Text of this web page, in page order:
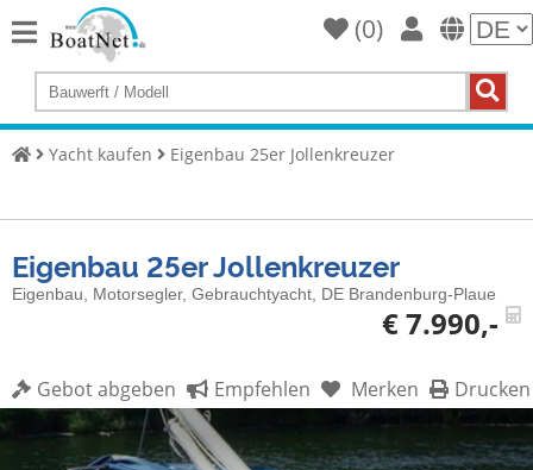
Home
Yacht
Gewerbliche
Verkäufer
Auktionen
Yachtmakler
(0)
Yacht kaufen Eigenbau 25er Jollenkreuzer
Eigenbau 25er Jollenkreuzer
Eigenbau, Motorsegler, Gebrauchtyacht, DE Brandenburg-Plaue
€ 7.990,-
Gebot abgeben Empfehlen Merken Drucken